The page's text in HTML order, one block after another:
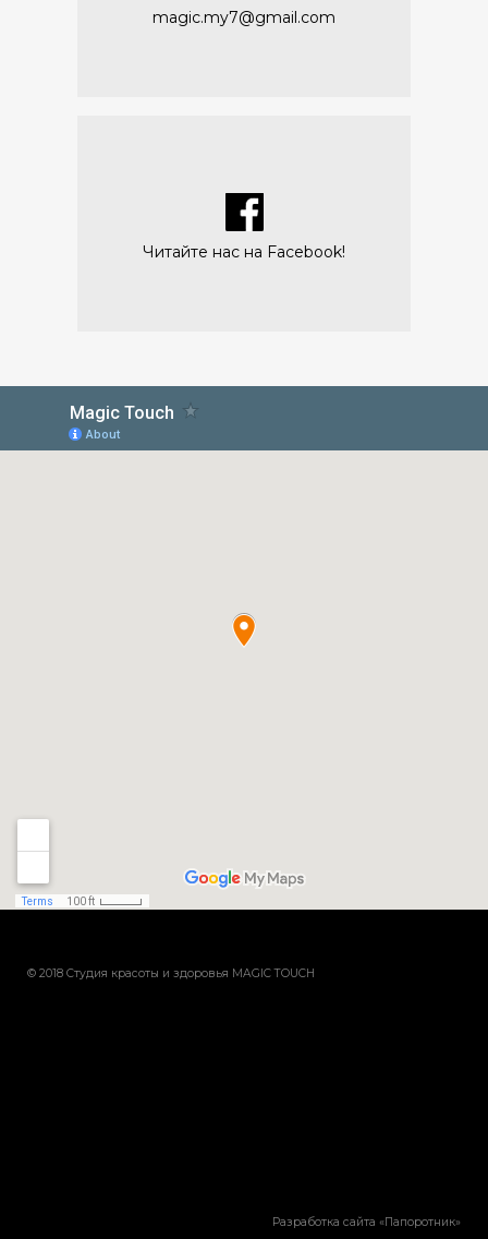
magic.my7@gmail.com
Читайте нас на Facebook!
© 2018 Студия красоты и здоровья MAGIC TOUCH
Разработка сайта «Папоротник»